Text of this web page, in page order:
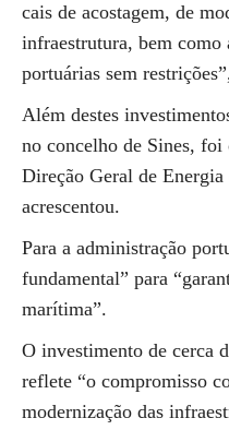
cais de acostagem, de
infraestrutura, bem como
portuárias sem
Além destes
no concelho de Sines,
Direção Geral de
acrescentou.
Para a administração
fundamental” para
marítima”.
O investimento de cerca
reflete “o compromisso
modernização das